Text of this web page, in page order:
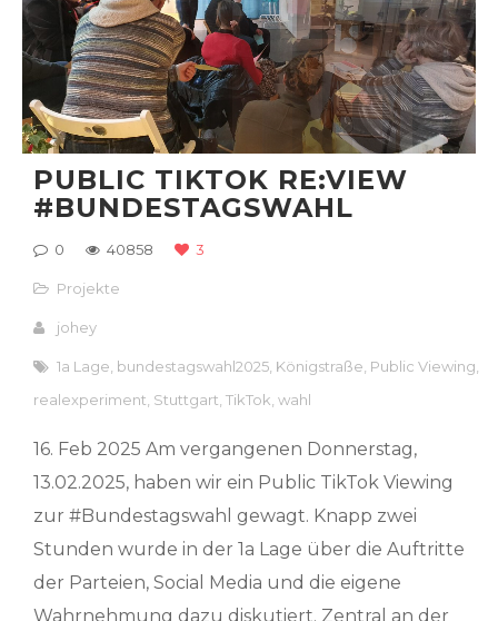
PUBLIC TIKTOK RE:VIEW
#BUNDESTAGSWAHL
0 40858 3
Projekte
johey
1a Lage bundestagswahl2025 Königstraße Public Viewing
realexperiment Stuttgart ,TikTok ,wahl
16. Feb 2025 Am vergangenen Donnerstag,
13.02.2025, haben wir ein Public TikTok Viewing
zur #Bundestagswahl gewagt. Knapp zwei
Stunden wurde in der 1a Lage über die Auftritte
der Parteien, Social Media und die eigene
Wahrnehmung dazu diskutiert. Zentral an der